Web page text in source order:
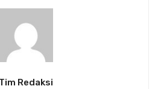
Tim Redaksi